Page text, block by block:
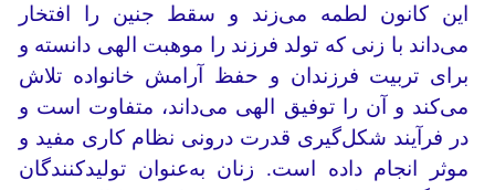
این کانون لطمه می‌زند و سقط جنین را افتخار
می‌داند با زنی که تولد فرزند را موهبت الهی دانسته و
برای تربیت فرزندان و حفظ آرامش خانواده تلاش
می‌کند و آن را توفیق الهی می‌داند، متفاوت است و
در فرآیند شکل‌گیری قدرت درونی نظام کاری مفید و
موثر انجام داده است. زنان به‌عنوان تولیدکنندگان